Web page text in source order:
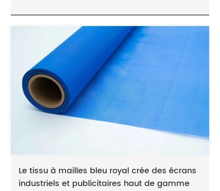
Le tissu à mailles bleu royal crée des écrans
industriels et publicitaires haut de gamme